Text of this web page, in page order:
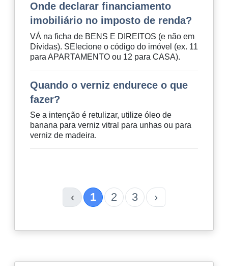
Onde declarar financiamento
imobiliário no imposto de renda?
VÁ na ficha de BENS E DIREITOS (e não em
Dívidas). SElecione o código do imóvel (ex. 11
para APARTAMENTO ou 12 para CASA).
Quando o verniz endurece o que
fazer?
Se a intenção é retulizar, utilize óleo de
banana para verniz vitral para unhas ou para
verniz de madeira.
‹ 1 2 3 ›